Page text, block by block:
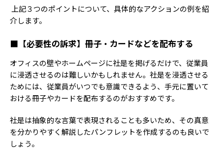
上記３つのポイントについて、具体的なアクションの例を紹
介します。
■【必要性の訴求】冊子・カードなどを配布する
オフィスの壁やホームページに社是を掲げるだけで、従業員
に浸透させるのは難しいかもしれません。社是を浸透させる
ためには、従業員がいつでも意識できるよう、手元に置いて
おける冊子やカードを配布するのがおすすめです。
社是は抽象的な言葉で表現されることも多いため、その真意
を分かりやすく解説したパンフレットを作成するのも良いで
しょう。